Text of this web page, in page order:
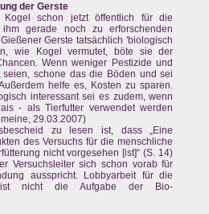
der Gerste
Kogel schon jetzt öffentlich für die
gerade noch zu erforschenden
Gerste tatsächlich 'biologisch
wie Kogel vermutet, böte sie der
Wenn weniger Pestizide und
seien, schone das die Böden und sei
helfe es, Kosten zu sparen.
interessant sei es zudem, wenn
- als Tierfutter verwendet werden
29.03.2007)
zu lesen ist, dass „Eine
des Versuchs für die menschliche
nicht vorgesehen [ist]“ (S. 14)
Versuchsleiter sich schon vorab für
ausspricht. Lobbyarbeit für die
ist nicht die Aufgabe der Bio-